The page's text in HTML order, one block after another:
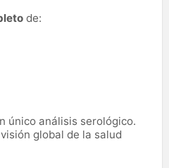
de:
único análisis serológico.
global de la salud